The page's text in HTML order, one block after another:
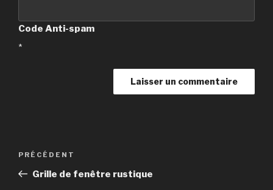
Code Anti-spam
*
e
r
Navigation
l’article
Article
précédent
PRÉCÉDENT
Grille de fenêtre rustique